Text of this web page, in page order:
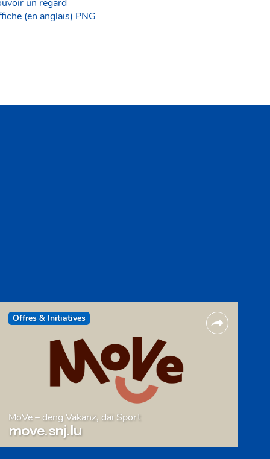
un regard
(en anglais) PNG
Offres & Initiatives
MoVe – deng Vakanz, däi Sport
move.snj.lu